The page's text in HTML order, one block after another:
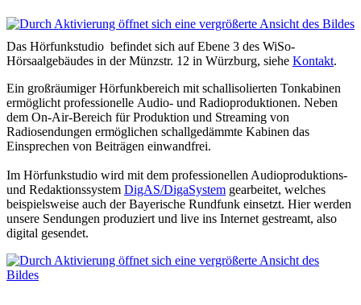
Das Hörfunkstudio befindet sich auf Ebene 3 des WiSo-
Hörsaalgebäudes in der Münzstr. 12 in Würzburg, siehe Kontakt.
Ein großräumiger Hörfunkbereich mit schallisolierten Tonkabinen
ermöglicht professionelle Audio- und Radioproduktionen. Neben
dem On-Air-Bereich für Produktion und Streaming von
Radiosendungen ermöglichen schallgedämmte Kabinen das
Einsprechen von Beiträgen einwandfrei.
Im Hörfunkstudio wird mit dem professionellen Audioproduktions-
und Redaktionssystem DigAS/DigaSystem gearbeitet, welches
beispielsweise auch der Bayerische Rundfunk einsetzt. Hier werden
unsere Sendungen produziert und live ins Internet gestreamt, also
digital gesendet.